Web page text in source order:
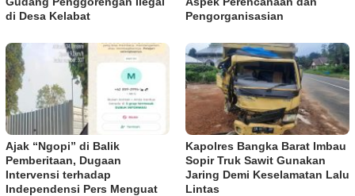
di Desa Kelabat
Pengorganisasian
Ajak “Ngopi” di Balik
Pemberitaan, Dugaan
Intervensi terhadap
Independensi Pers Menguat
Kapolres Bangka Barat Imbau
Sopir Truk Sawit Gunakan
Jaring Demi Keselamatan Lalu
Lintas